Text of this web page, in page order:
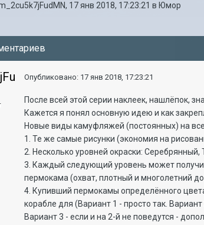
, 17 янв 2018, 17:23:21 в Юмор
Опубликовано: 17 янв 2018, 17:23:21
После всей этой серии наклеек, нашлёпок,
Кажется я понял основную идею и как
Новые виды камуфляжей (постоянных) на
1. Те же самые рисунки (экономия на
2. Несколько уровней окраски:
3. Каждый следующий уровень может
пермокама (охват, плотный и многолетний
4. Купивший пермокамы определённого
корабле для (Вариант 1 - просто так.
Вариант 3 - если и на 2-й не поведутся -